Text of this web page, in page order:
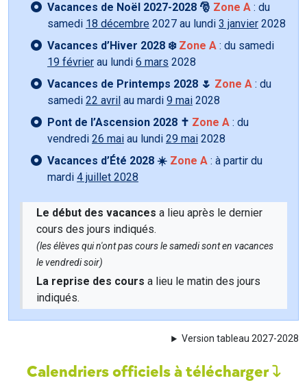
Vacances de Noël 2027-2028 🎅 Zone A : du
samedi 18 décembre 2027 au lundi 3 janvier 2028
Vacances d’Hiver 2028 ❄️ Zone A : du samedi
19 février au lundi 6 mars 2028
Vacances de Printemps 2028 🌷 Zone A : du
samedi 22 avril au mardi 9 mai 2028
Pont de l’Ascension 2028 ✝️ Zone A : du
vendredi 26 mai au lundi 29 mai 2028
Vacances d’Été 2028 ☀️ Zone A : à partir du
mardi 4 juillet 2028
Le début des vacances a lieu après le dernier
cours des jours indiqués.
(les élèves qui n'ont pas cours le samedi sont en vacances
le vendredi soir)
La reprise des cours a lieu le matin des jours
indiqués.
Version tableau 2027-2028
Calendriers officiels à télécharger